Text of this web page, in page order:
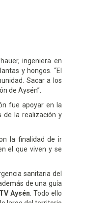
ingeniera en
y hongos.“El
Sacar a los
de Aysén”.
fue apoyar en la
de la realización y
la finalidad de ir
el que viven y se
sanitaria del
de una guía
Aysén . Todo ello